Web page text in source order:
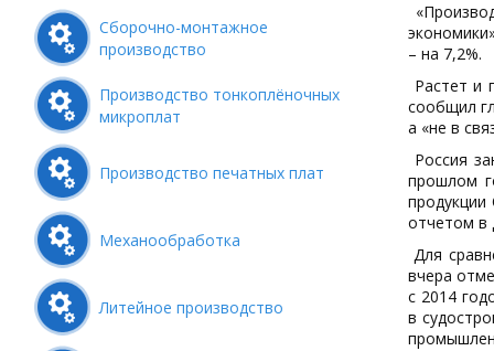
Сборочно-монтажное
производство
Производство тонкоплёночных
микроплат
Производство печатных плат
Механообработка
Литейное производство
– на 7,2%.
Растет и
сообщил
а «не в
Россия
прошлом
отчетом в
Для
вчера
с 2014
в